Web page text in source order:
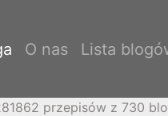
O nas Lista
przepisów z 730